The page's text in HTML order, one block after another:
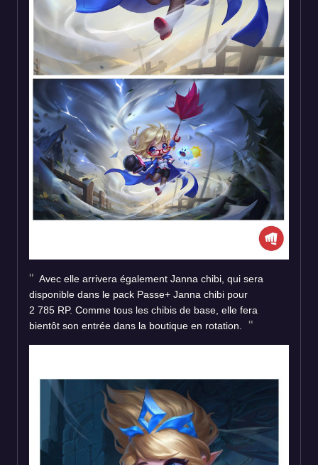
Avec elle arrivera également Janna chibi, qui sera
disponible dans le pack Passe+ Janna chibi pour
2 785 RP. Comme tous les chibis de base, elle fera
bientôt son entrée dans la boutique en rotation.